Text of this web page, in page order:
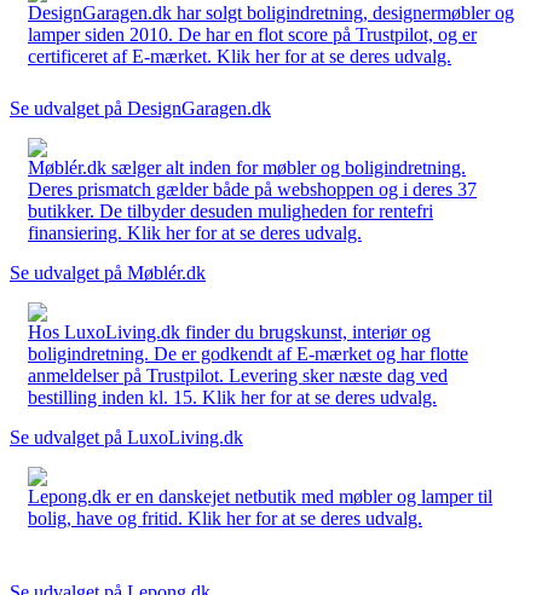
DesignGaragen.dk har solgt boligindretning, designermøbler og
lamper siden 2010. De har en flot score på Trustpilot, og er
certificeret af E-mærket. Klik her for at se deres udvalg.
Se udvalget på DesignGaragen.dk
Møblér.dk sælger alt inden for møbler og boligindretning.
Deres prismatch gælder både på webshoppen og i deres 37
butikker. De tilbyder desuden muligheden for rentefri
finansiering. Klik her for at se deres udvalg.
Se udvalget på Møblér.dk
Hos LuxoLiving.dk finder du brugskunst, interiør og
boligindretning. De er godkendt af E-mærket og har flotte
anmeldelser på Trustpilot. Levering sker næste dag ved
bestilling inden kl. 15. Klik her for at se deres udvalg.
Se udvalget på LuxoLiving.dk
Lepong.dk er en danskejet netbutik med møbler og lamper til
bolig, have og fritid. Klik her for at se deres udvalg.